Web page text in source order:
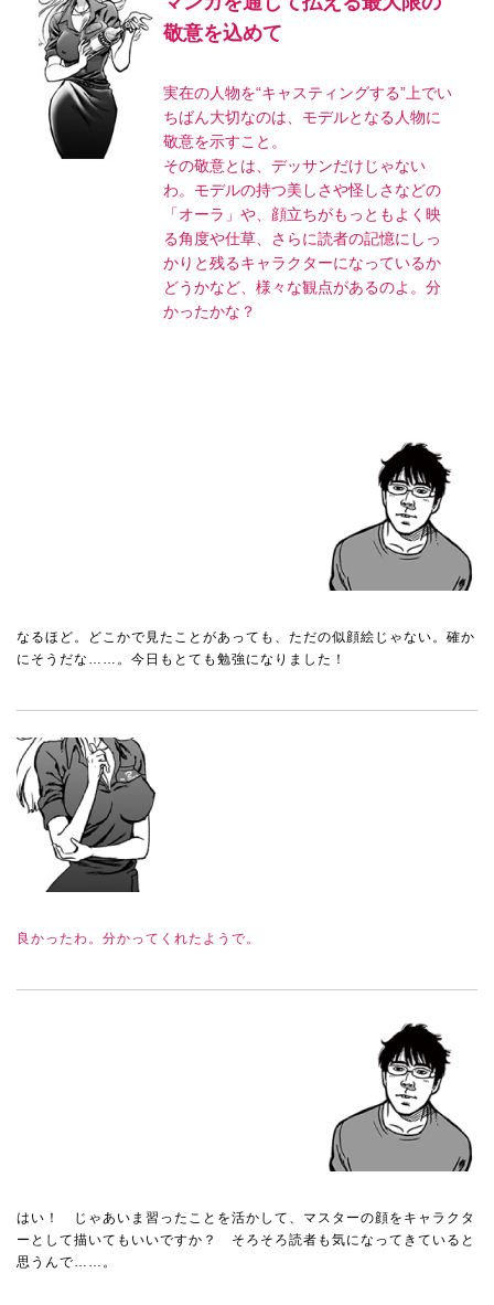
敬意を込めて
実在の人物を“キャスティングする”上でい
ちばん大切なのは、モデルとなる人物に
敬意を示すこと。
その敬意とは、デッサンだけじゃない
わ。モデルの持つ美しさや怪しさなどの
「オーラ」や、顔立ちがもっともよく映
る角度や仕草、さらに読者の記憶にしっ
かりと残るキャラクターになっているか
どうかなど、様々な観点があるのよ。分
かったかな？
なるほど。どこかで見たことがあっても、ただの似顔絵じゃない。確か
にそうだな……。今日もとても勉強になりました！
良かったわ。分かってくれたようで。
はい！ じゃあいま習ったことを活かして、マスターの顔をキャラクタ
ーとして描いてもいいですか？ そろそろ読者も気になってきていると
思うんで……。